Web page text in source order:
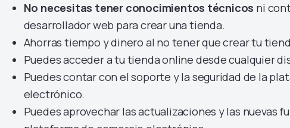
No necesitas tener conocimientos técnicos ni
desarrollador web para crear una tienda.
Ahorras tiempo y dinero al no tener que crear tu
Puedes acceder a tu tienda online desde cualquier
Puedes contar con el soporte y la seguridad de la
electrónico.
Puedes aprovechar las actualizaciones y las nuevas